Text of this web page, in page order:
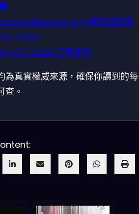
AI 代理市場報告
2030）
GTC 2026 完整更新
為真實權威來源，確保你讀到的
查。